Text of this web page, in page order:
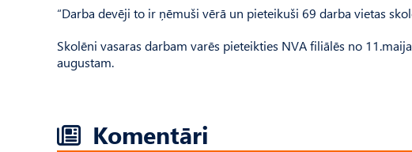
“Darba devēji to ir ņēmuši vērā un pieteikuši 69 darba vietas
Skolēni vasaras darbam varēs pieteikties NVA filiālēs no
augustam.
Komentāri